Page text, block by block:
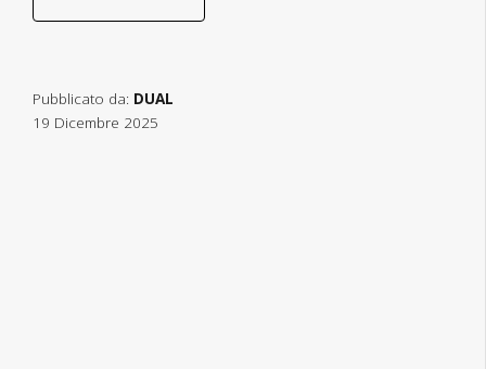
Pubblicato da: DUAL
19 Dicembre 2025